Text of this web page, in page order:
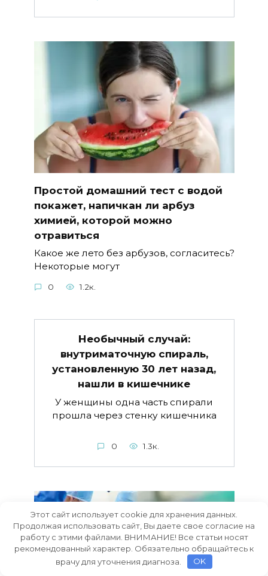
Простой домашний тест с водой
покажет, напичкан ли арбуз
химией, которой можно
отравиться
Какое же лето без арбузов, согласитесь?
Некоторые могут
0 1.2к.
Необычный случай:
внутриматочную спираль,
установленную 30 лет назад,
нашли в кишечнике
У женщины одна часть спирали
прошла через стенку кишечника
0 1.3к.
Этот сайт использует cookie для хранения данных.
Продолжая использовать сайт, Вы даете свое согласие на
работу с этими файлами. ВНИМАНИЕ! Все статьи носят
рекомендованный характер. Обязательно обращайтесь к
врачу для уточнения диагноза.
OK